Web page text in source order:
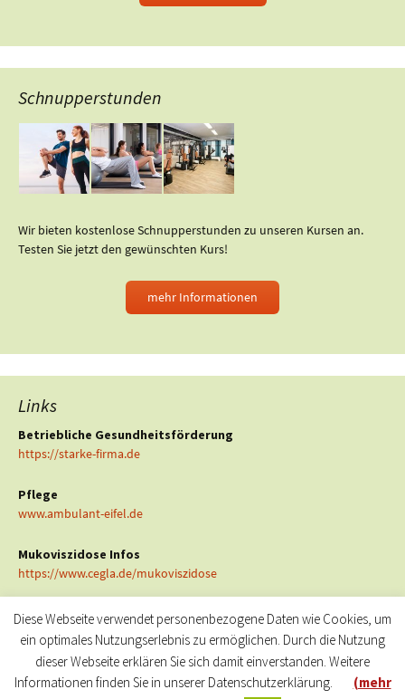
Schnupperstunden
Wir bieten kostenlose Schnupperstunden zu unseren Kursen an.
Testen Sie jetzt den gewünschten Kurs!
mehr Informationen
Links
Betriebliche Gesundheitsförderung
https://starke-firma.de
Pflege
www.ambulant-eifel.de
Mukoviszidose Infos
https://www.cegla.de/mukoviszidose
Diese Webseite verwendet personenbezogene Daten wie Cookies, um
ein optimales Nutzungserlebnis zu ermöglichen. Durch die Nutzung
dieser Webseite erklären Sie sich damit einverstanden. Weitere
Informationen finden Sie in unserer Datenschutzerklärung.
(mehr